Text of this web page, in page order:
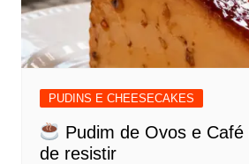
PUDINS E CHEESECAKES
Pudim de Ovos e Café
de resistir